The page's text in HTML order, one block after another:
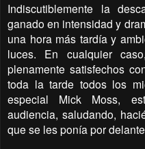
Indiscutiblemente la
ganado en intensidad y
una hora más tardía y
luces. En cualquier
plenamente satisfechos
toda la tarde todos los
especial Mick Moss,
audiencia, saludando,
que se les ponía por